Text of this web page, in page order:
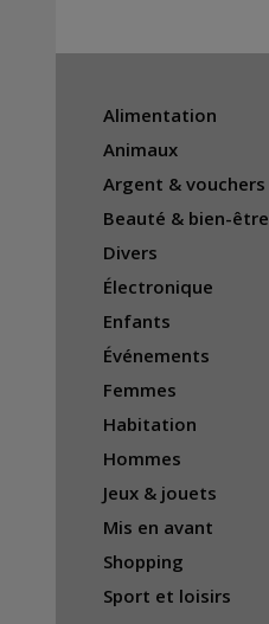
Alimentation
Animaux
Argent & vouchers
Beauté & bien-être
Divers
Électronique
Enfants
Événements
Femmes
Habitation
Hommes
Jeux & jouets
Mis en avant
Shopping
Sport et loisirs